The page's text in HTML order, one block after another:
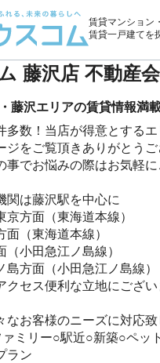
賃貸マンション
賃貸一戸建てを
藤沢店 不動産会
藤沢エリアの賃貸情報満
多数！当店が得意とする
ジをご覧頂きありがとうご
事でお悩みの際はお気軽に
関は藤沢駅を中心に
方面（東海道本線）
（東海道本線）
小田急江ノ島線）
方面（小田急江ノ島線）
クセス便利な立地にござい
なお客様のニーズに対応致
ミリー○駅近○新築○ペッ
ラン